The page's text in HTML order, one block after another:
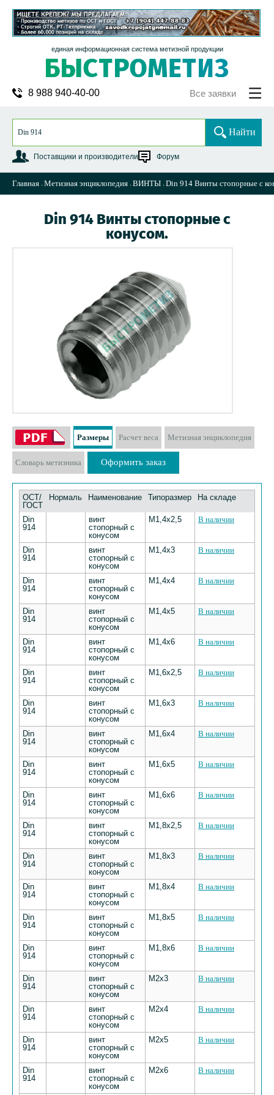
единая информационная система метизной продукции
8 988 940-40-00 Все заявки
Поставщики и производители Форум
Найти
Главная Метизная энциклопедия ВИНТЫ Din 914 Винты стопорные с
Din 914 Винты стопорные с
конусом.
Размеры Расчет веса Метизная энциклопедия
Словарь метизника Оформить заказ
ОСТ/
ГОСТ
Нормаль Наименование Типоразмер На складе
Din
914
винт
стопорный с
конусом
М1,4х2,5 В наличии
Din
914
винт
стопорный с
конусом
М1,4х3 В наличии
Din
914
винт
стопорный с
конусом
М1,4х4 В наличии
Din
914
винт
стопорный с
конусом
М1,4х5 В наличии
Din
914
винт
стопорный с
конусом
М1,4х6 В наличии
Din
914
винт
стопорный с
конусом
М1,6х2,5 В наличии
Din
914
винт
стопорный с
конусом
М1,6х3 В наличии
Din
914
винт
стопорный с
конусом
М1,6х4 В наличии
Din
914
винт
стопорный с
конусом
М1,6х5 В наличии
Din
914
винт
стопорный с
конусом
М1,6х6 В наличии
Din
914
винт
стопорный с
конусом
М1,8х2,5 В наличии
Din
914
винт
стопорный с
конусом
М1,8х3 В наличии
Din
914
винт
стопорный с
конусом
М1,8х4 В наличии
Din
914
винт
стопорный с
конусом
М1,8х5 В наличии
Din
914
винт
стопорный с
конусом
М1,8х6 В наличии
Din
914
винт
стопорный с
конусом
М2х3 В наличии
Din
914
винт
стопорный с
конусом
М2х4 В наличии
Din
914
винт
стопорный с
конусом
М2х5 В наличии
Din
914
винт
стопорный с
конусом
М2х6 В наличии